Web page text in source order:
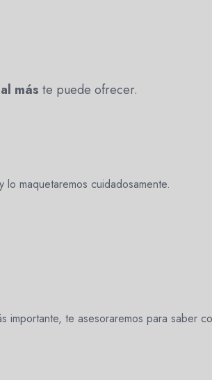
más te puede ofrecer.
maquetaremos cuidadosamente.
importante, te asesoraremos para saber